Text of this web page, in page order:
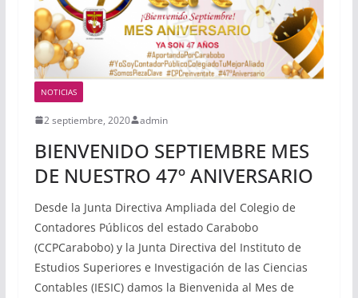
NOTICIAS
2 septiembre, 2020 admin
BIENVENIDO SEPTIEMBRE MES
DE NUESTRO 47º ANIVERSARIO
Desde la Junta Directiva Ampliada del Colegio de
Contadores Públicos del estado Carabobo
(CCPCarabobo) y la Junta Directiva del Instituto de
Estudios Superiores e Investigación de las Ciencias
Contables (IESIC) damos la Bienvenida al Mes de